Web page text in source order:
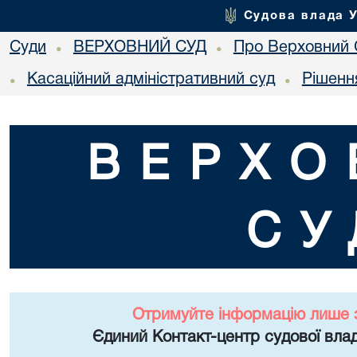
Судова влада
Суди • ВЕРХОВНИЙ СУД • Про Верховний
• Касаційний адміністративний суд •
Отримуйте інформацію лише
Єдиний Контакт-центр судової